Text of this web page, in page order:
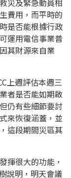
災及緊急動員相
費用，而平時的
是否能根據行政
運用電信事業普
其財源來自業
上週評估本週三
者是否能如期啟
仍有些細節要討
來恢復涵蓋，並
這段期間災區其
揮很大的功能，
說明，明天會議